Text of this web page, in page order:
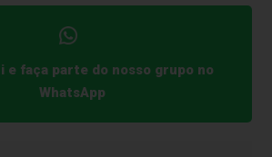
e faça parte do nosso grupo no
WhatsApp